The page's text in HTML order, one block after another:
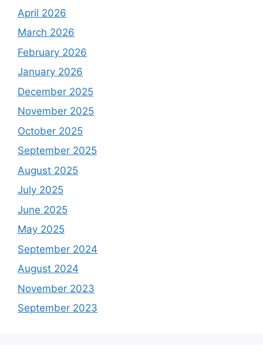
April 2026
March 2026
February 2026
January 2026
December 2025
November 2025
October 2025
September 2025
August 2025
July 2025
June 2025
May 2025
September 2024
August 2024
November 2023
September 2023